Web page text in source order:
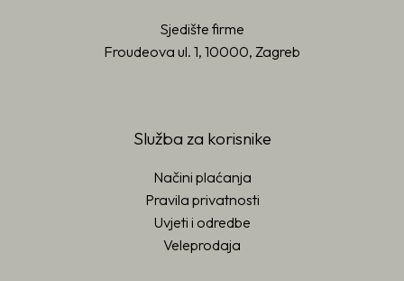
Sjedište firme
Froudeova ul. 1, 10000, Zagreb
Služba za korisnike
Načini plaćanja
Pravila privatnosti
Uvjeti i odredbe
Veleprodaja